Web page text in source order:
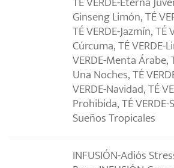
Ginseng Limón, TÉ
TÉ VERDE-Jazmín, TÉ
Cúrcuma, TÉ VERDE-
VERDE-Menta Árabe,
Una Noches, TÉ
VERDE-Navidad, TÉ
Prohibida, TÉ VERDE-
Sueños Tropicales
INFUSIÓN-Adiós